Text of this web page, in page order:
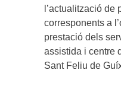
l’actualització de
corresponents a
prestació dels
assistida i centre
Sant Feliu de